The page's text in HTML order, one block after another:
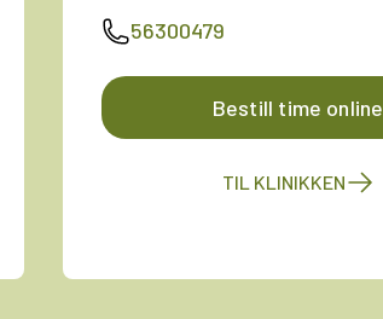
56300479
Bestill time online
TIL KLINIKKEN